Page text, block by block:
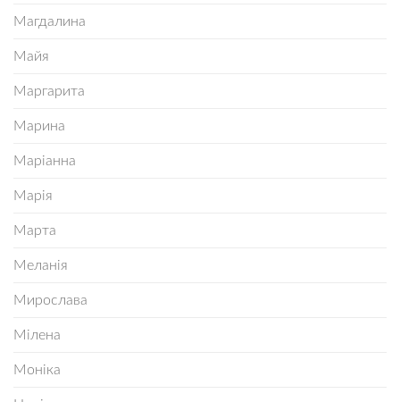
Магдалина
Майя
Маргарита
Марина
Маріанна
Марія
Марта
Меланія
Мирослава
Мілена
Моніка